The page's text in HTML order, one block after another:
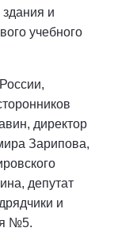
и
учебного
директор
Зарипова,
депутат
и
№5.